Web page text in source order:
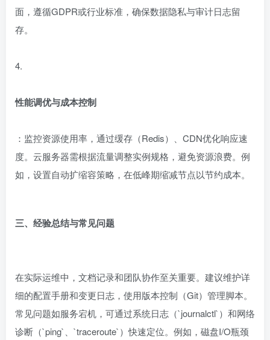
面，遵循GDPR或行业标准，确保数据隐私与审计日志留
存。
4.
性能调优与成本控制
：监控资源使用率，通过缓存（Redis）、CDN优化响应速
度。云服务器需根据流量调整实例规格，避免资源浪费。例
如，设置自动扩缩容策略，在低峰期缩减节点以节约成本。
三、经验总结与常见问题
在实际运维中，文档记录和团队协作至关重要。建议维护详
细的配置手册和变更日志，使用版本控制（Git）管理脚本。
常见问题如服务宕机，可通过系统日志（`journalctl`）和网络
诊断（`ping`、`traceroute`）快速定位。例如，磁盘I/O瓶颈